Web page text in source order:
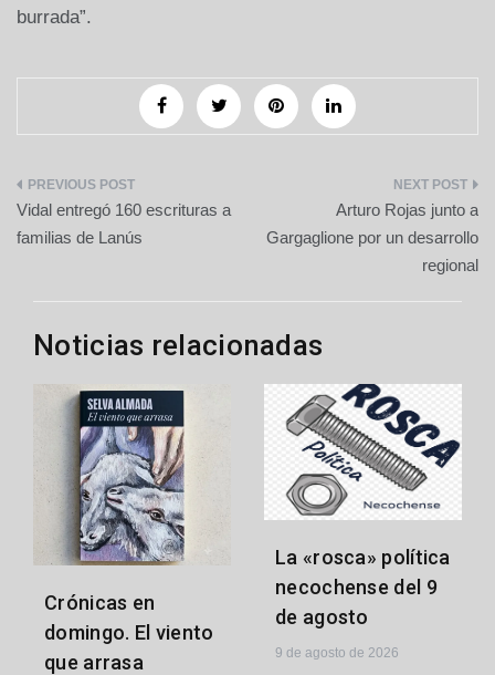
burrada”.
Navegación
de
Vidal entregó 160 escrituras a
familias de Lanús
Arturo Rojas junto a
Gargaglione por un desarrollo
regional
Noticias relacionadas
Crónicas en
domingo. El viento
que arrasa
La «rosca» política
necochense del 9
de agosto
9 de agosto de 2026